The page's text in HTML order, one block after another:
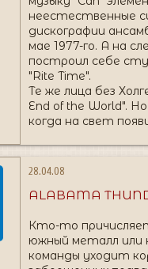
неестественные
дискографии
мае 1977-го. А на
построил себе
"Rite Time".
Те же лица без
End of the World".
когда на свет
28.04.08
ALABAMA
Кто-то
южный металл или
команды уходит